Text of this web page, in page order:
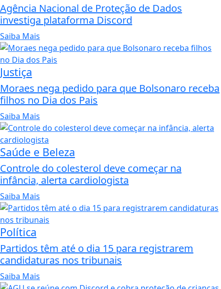
Agência Nacional de Proteção de Dados
investiga plataforma Discord
Saiba Mais
Justiça
Moraes nega pedido para que Bolsonaro receba
filhos no Dia dos Pais
Saiba Mais
Saúde e Beleza
Controle do colesterol deve começar na
infância, alerta cardiologista
Saiba Mais
Política
Partidos têm até o dia 15 para registrarem
candidaturas nos tribunais
Saiba Mais